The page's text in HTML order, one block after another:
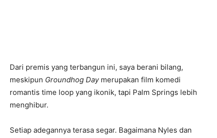
Dari premis yang terbangun ini, saya berani bilang,
meskipun Groundhog Daymerupakan film komedi
romantis time loop yang ikonik, tapi Palm Springs lebih
menghibur.
Setiap adegannya terasa segar. Bagaimana Nyles dan